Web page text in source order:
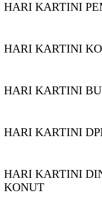
HARI KARTINI
HARI KARTINI
HARI KARTINI
HARI KARTINI
HARI KARTINI
KONUT